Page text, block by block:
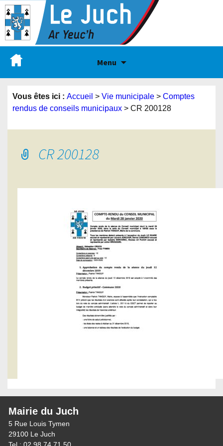
Menu
Vous êtes ici : Accueil > Vie municipale > Comptes
rendus de conseils municipaux > CR 200128
CR 200128
Mairie du Juch
5 Rue Louis Tymen
29100 Le Juch